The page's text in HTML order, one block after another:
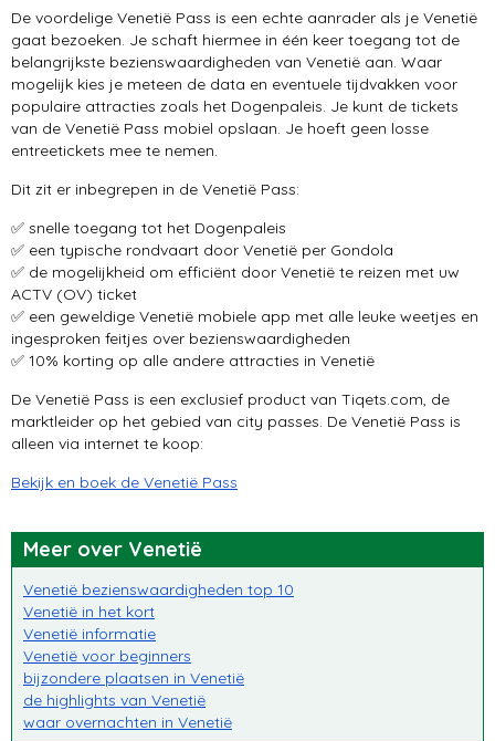
De voordelige Venetië Pass is een echte aanrader als je Venetië
gaat bezoeken. Je schaft hiermee in één keer toegang tot de
belangrijkste bezienswaardigheden van Venetië aan. Waar
mogelijk kies je meteen de data en eventuele tijdvakken voor
populaire attracties zoals het Dogenpaleis. Je kunt de tickets
van de Venetië Pass mobiel opslaan. Je hoeft geen losse
entreetickets mee te nemen.
Dit zit er inbegrepen in de Venetië Pass:
✅ snelle toegang tot het Dogenpaleis
✅ een typische rondvaart door Venetië per Gondola
✅ de mogelijkheid om efficiënt door Venetië te reizen met uw
ACTV (OV) ticket
✅ een geweldige Venetië mobiele app met alle leuke weetjes en
ingesproken feitjes over bezienswaardigheden
✅ 10% korting op alle andere attracties in Venetië
De Venetië Pass is een exclusief product van Tiqets.com, de
marktleider op het gebied van city passes. De Venetië Pass is
alleen via internet te koop:
Bekijk en boek de Venetië Pass
Meer over Venetië
Venetië bezienswaardigheden top 10
Venetië in het kort
Venetië informatie
Venetië voor beginners
bijzondere plaatsen in Venetië
de highlights van Venetië
waar overnachten in Venetië